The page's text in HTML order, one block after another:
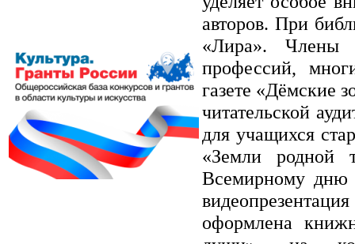
авторов. При
«Лира». Члены
профессий,
газете «Дёмские
читательской
для учащихся
«Земли родной
Всемирному дню
оформлена